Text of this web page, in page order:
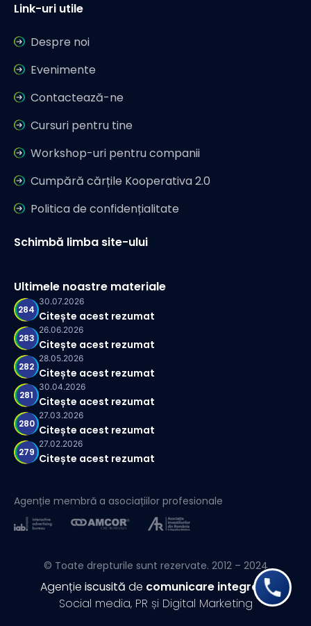
Link-uri utile
Despre noi
Evenimente
Contactează-ne
Cursuri pentru tine
Workshop-uri pentru companii
Cumpără cărțile Kooperativa 2.0
Politica de confidențialitate
Schimbă limba site-ului
Ultimele noastre materiale
284
30.07.2026
Citește acest rezumat
283
26.06.2026
Citește acest rezumat
282
28.05.2026
Citește acest rezumat
281
30.04.2026
Citește acest rezumat
280
27.03.2026
Citește acest rezumat
279
27.02.2026
Citește acest rezumat
Agenție membră a asociațiilor profesionale
© Toate drepturile sunt rezervate. 2012 – 2024
Agenție iscusită de comunicare integrată
Social media, PR și Digital Marketing